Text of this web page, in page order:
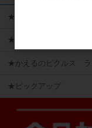
★キャラクターグッズ
★新商品
★かえるのピクルス ラ
★ピックアップ